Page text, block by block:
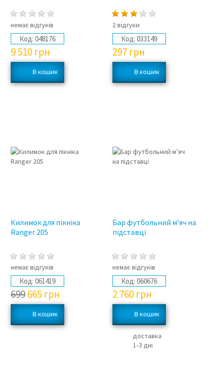
немає відгуків
Код: 048176
9 510 грн
2 відгуки
Код: 033149
297 грн
Килимок для пікніка
Ranger 205
немає відгуків
Код: 061419
699665 грн
Бар футбольний м’яч на
підставці
немає відгуків
Код: 060676
2 760 грн
доставка
1‑3 дні